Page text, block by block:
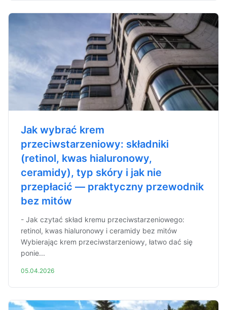
Jak wybrać krem
przeciwstarzeniowy: składniki
(retinol, kwas hialuronowy,
ceramidy), typ skóry i jak nie
przepłacić — praktyczny przewodnik
bez mitów
- Jak czytać skład kremu przeciwstarzeniowego:
retinol, kwas hialuronowy i ceramidy bez mitów
Wybierając krem przeciwstarzeniowy, łatwo dać się
ponie...
05.04.2026